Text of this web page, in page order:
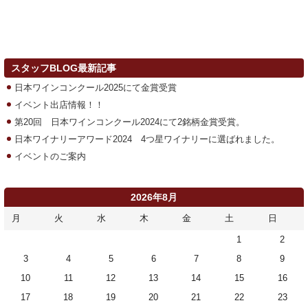
スタッフBLOG最新記事
日本ワインコンクール2025にて金賞受賞
イベント出店情報！！
第20回 日本ワインコンクール2024にて2銘柄金賞受賞。
日本ワイナリーアワード2024 4つ星ワイナリーに選ばれました。
イベントのご案内
2026年8月
月 火 水 木 金 土 日
1
2
3
4 5 6 7 8
9
10
11 12 13 14 15
16
17
18 19 20 21 22
23